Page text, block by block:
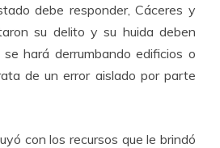
debe responder, Cáceres y
su delito y su huida deben
hará derrumbando edificios o
de un error aislado por parte
con los recursos que le brindó